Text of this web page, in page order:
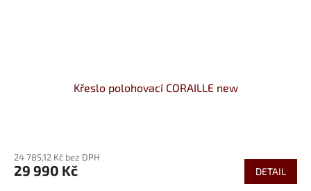
Křeslo polohovací CORAILLE new
produktu
je
24 785,12 Kč bez DPH
29 990 Kč DETAIL